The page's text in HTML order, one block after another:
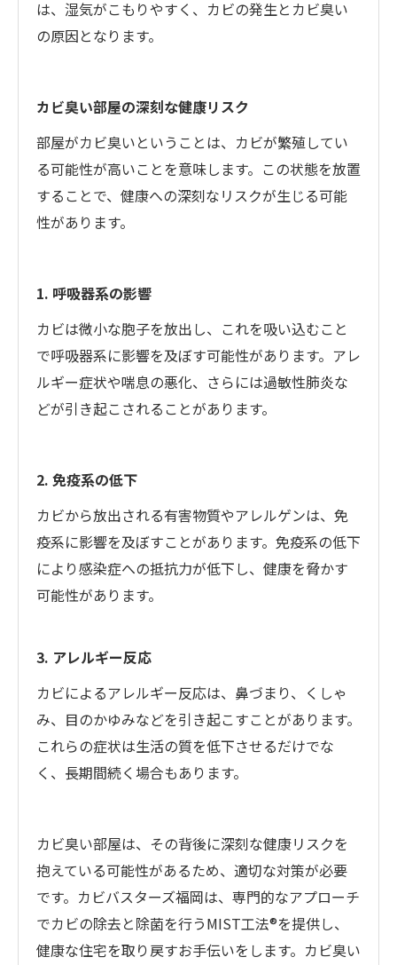
は、湿気がこもりやすく、カビの発生とカビ臭い
の原因となります。
カビ臭い部屋の深刻な健康リスク
部屋がカビ臭いということは、カビが繁殖してい
る可能性が高いことを意味します。この状態を放置
することで、健康への深刻なリスクが生じる可能
性があります。
1. 呼吸器系の影響
カビは微小な胞子を放出し、これを吸い込むこと
で呼吸器系に影響を及ぼす可能性があります。アレ
ルギー症状や喘息の悪化、さらには過敏性肺炎な
どが引き起こされることがあります。
2. 免疫系の低下
カビから放出される有害物質やアレルゲンは、免
疫系に影響を及ぼすことがあります。免疫系の低下
により感染症への抵抗力が低下し、健康を脅かす
可能性があります。
3. アレルギー反応
カビによるアレルギー反応は、鼻づまり、くしゃ
み、目のかゆみなどを引き起こすことがあります。
これらの症状は生活の質を低下させるだけでな
く、長期間続く場合もあります。
カビ臭い部屋は、その背後に深刻な健康リスクを
抱えている可能性があるため、適切な対策が必要
です。カビバスターズ福岡は、専門的なアプローチ
でカビの除去と除菌を行うMIST工法®を提供し、
健康な住宅を取り戻すお手伝いをします。カビ臭い